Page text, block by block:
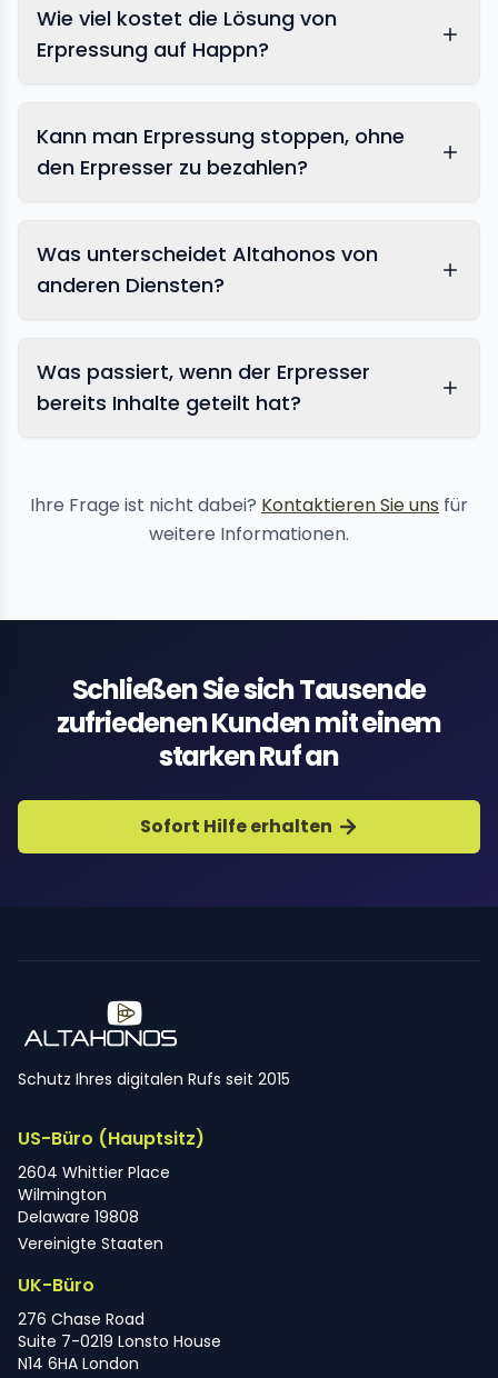
Wie viel kostet die Lösung von
Erpressung auf Happn?
Kann man Erpressung stoppen, ohne
den Erpresser zu bezahlen?
Was unterscheidet Altahonos von
anderen Diensten?
Was passiert, wenn der Erpresser
bereits Inhalte geteilt hat?
Ihre Frage ist nicht dabei? Kontaktieren Sie uns für
weitere Informationen.
Schließen Sie sich Tausende
zufriedenen Kunden mit einem
starken Ruf an
Sofort Hilfe erhalten
Schutz Ihres digitalen Rufs seit 2015
US-Büro (Hauptsitz)
2604 Whittier Place
Wilmington
Delaware 19808
Vereinigte Staaten
UK-Büro
276 Chase Road
Suite 7-0219 Lonsto House
N14 6HA London